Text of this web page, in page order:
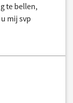
te bellen,
mij svp